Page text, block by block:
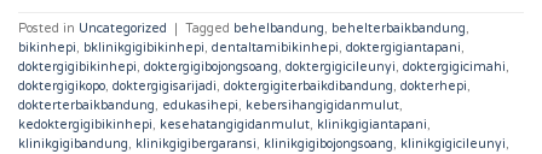
Posted in Uncategorized Tagged behelbandung, behelterbaikbandung,
bikinhepi, bklinikgigibikinhepi, dentaltamibikinhepi, doktergigiantapani,
doktergigibikinhepi, doktergigibojongsoang, doktergigicileunyi, doktergigicimahi,
doktergigikopo, doktergigisarijadi, doktergigiterbaikdibandung, dokterhepi,
dokterterbaikbandung, edukasihepi, kebersihangigidanmulut,
kedoktergigibikinhepi, kesehatangigidanmulut, klinikgigiantapani,
klinikgigibandung, klinikgigibergaransi, klinikgigibojongsoang, klinikgigicileunyi,